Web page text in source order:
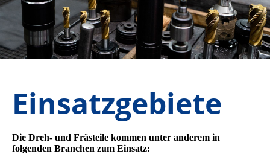
Einsatzgebiete
Die Dreh- und Frästeile kommen unter anderem in
folgenden Branchen zum Einsatz: